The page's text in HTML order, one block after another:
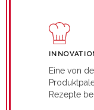
Eine von
Rezepte